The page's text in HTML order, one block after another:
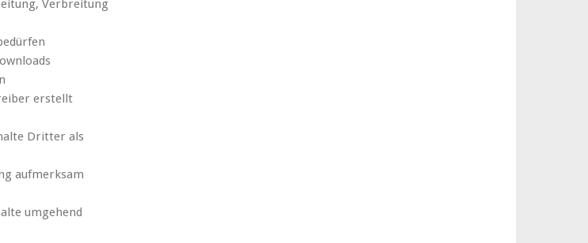
Verbreitung
erstellt
Dritter als
aufmerksam
umgehend